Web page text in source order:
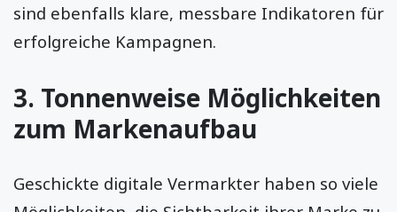
sind ebenfalls klare, messbare Indikatoren für
erfolgreiche Kampagnen.
3. Tonnenweise Möglichkeiten
zum Markenaufbau
Geschickte digitale Vermarkter haben so viele